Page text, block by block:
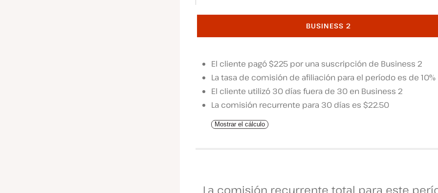
BUSINESS 2
El cliente pagó $225 por una suscripción de Business 2
La tasa de comisión de afiliación para el período es de 10%
El cliente utilizó 30 días fuera de 30 en Business 2
La comisión recurrente para 30 días es $22.50
Mostrar el cálculo
La comisión recurrente total para este